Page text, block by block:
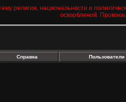
религии, национальности и
оскорблений.
Справка Пользователи